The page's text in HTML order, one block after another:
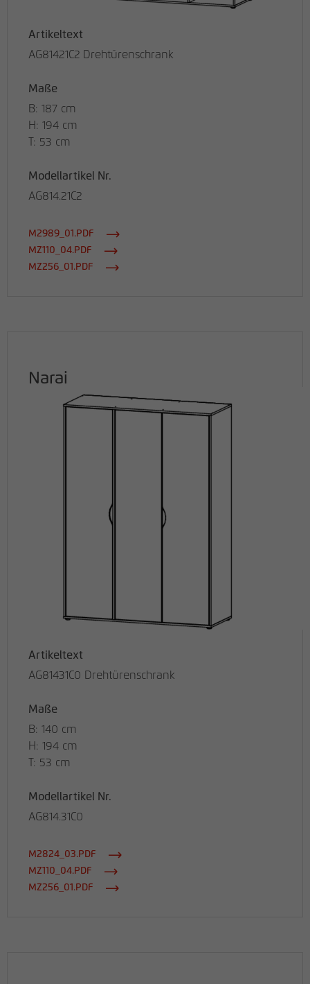
Artikeltext
AG81421C2 Drehtürenschrank
Maße
B: 187 cm
H: 194 cm
T: 53 cm
Modellartikel Nr.
AG814.21C2
M2989_01.PDF
MZ110_04.PDF
MZ256_01.PDF
Narai
Artikeltext
AG81431C0 Drehtürenschrank
Maße
B: 140 cm
H: 194 cm
T: 53 cm
Modellartikel Nr.
AG814.31C0
M2824_03.PDF
MZ110_04.PDF
MZ256_01.PDF